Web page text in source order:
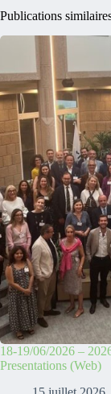
Publications
18-19/06/2026 –
Presentations (Web)